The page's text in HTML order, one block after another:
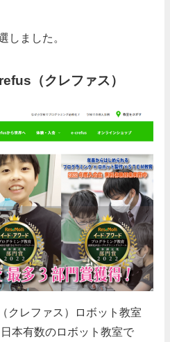
しました。
（クレファス）
クレファス）ロボット教室
本有数のロボット教室で